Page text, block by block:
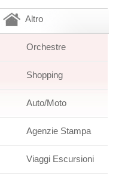
Altro
Orchestre
Shopping
Auto/Moto
Agenzie Stampa
Viaggi Escursioni